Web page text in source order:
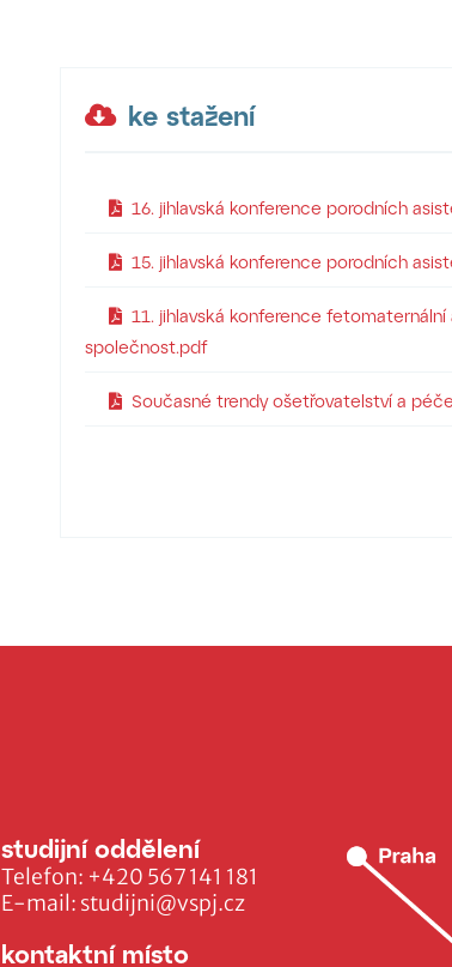
ke stažení
16. jihlavská konference porodních
15. jihlavská konference porodních
11. jihlavská konference
společnost.pdf
Současné trendy ošetřovatelství a
studijní oddělení
Telefon: +420 567 141 181
E-mail: studijni@vspj.cz
kontaktní místo